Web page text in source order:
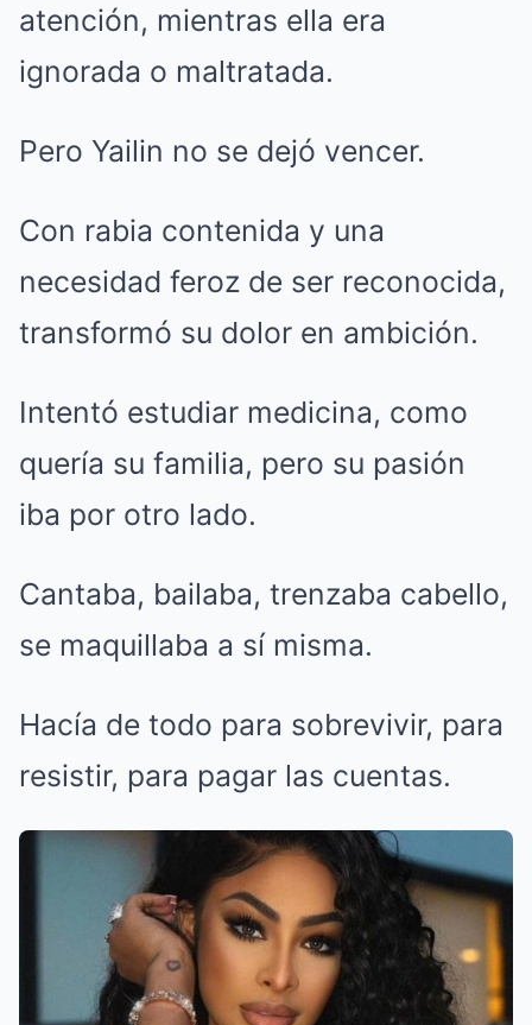
atención, mientras ella era
ignorada o maltratada.
Pero Yailin no se dejó vencer.
Con rabia contenida y una
necesidad feroz de ser reconocida,
transformó su dolor en ambición.
Intentó estudiar medicina, como
quería su familia, pero su pasión
iba por otro lado.
Cantaba, bailaba, trenzaba cabello,
se maquillaba a sí misma.
Hacía de todo para sobrevivir, para
resistir, para pagar las cuentas.